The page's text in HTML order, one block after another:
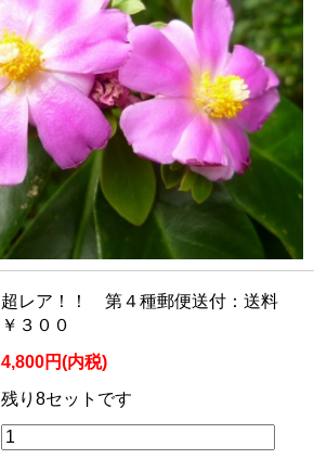
超レア！！ 第４種郵便送付：送料
￥３００
4,800円(内税)
残り8セットです